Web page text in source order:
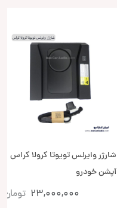
شارژر وایرلس تویوتا کرولا کراس
آپشن خودرو
23,000,000 تومان